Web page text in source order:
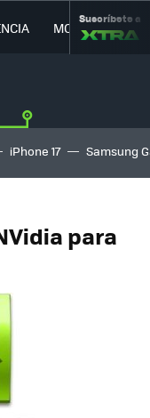
MOVILIDAD
Suscríbete a
iPhone 17 Samsung
para